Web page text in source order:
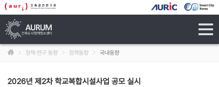
정책·연구 동향 정책동향 국내동향
2026년 제2차 학교복합시설사업 공모 실시